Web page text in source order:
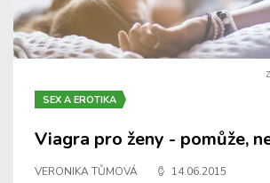
SEX A EROTIKA
Viagra pro ženy - pomůže,
VERONIKA TŮMOVÁ 14.06.2015